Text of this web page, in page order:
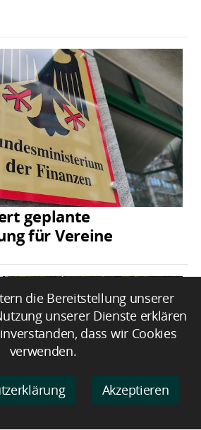
geplante
für Vereine
die Bereitstellung unserer
unserer Dienste erklären
dass wir Cookies
verwenden.
Akzeptieren